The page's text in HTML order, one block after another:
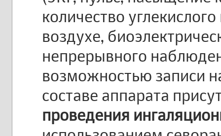
количество
воздухе,
непрерывного
возможностью записи
составе аппарата
проведения